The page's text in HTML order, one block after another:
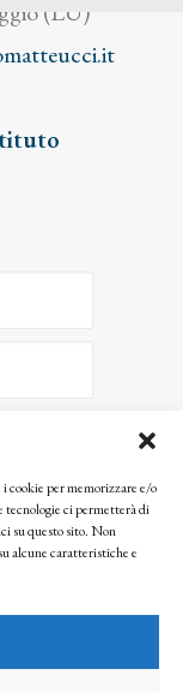
cookie per memorizzare e/o
tecnologie ci permetterà di
su questo sito. Non
alcune caratteristiche e
(LU)
saranno trattate